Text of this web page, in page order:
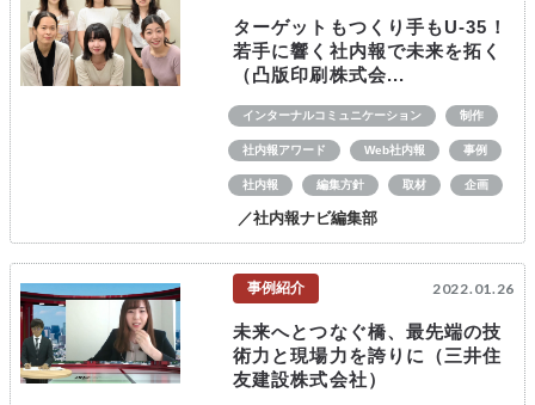
ターゲットもつくり手もU-35！
若手に響く社内報で未来を拓く
（凸版印刷株式会...
インターナルコミュニケーション 制作
社内報アワード Web社内報 事例
社内報 編集方針 取材 企画
／社内報ナビ編集部
事例紹介 2022.01.26
未来へとつなぐ橋、最先端の技
術力と現場力を誇りに（三井住
友建設株式会社）